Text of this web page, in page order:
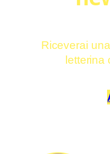
Riceverai
letterina